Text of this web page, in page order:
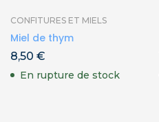
CONFITURES ET MIELS
Miel de thym
8,50 €
En rupture de stock